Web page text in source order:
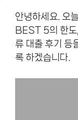
안녕하세요. 오
BEST 5의 한도
류 대출 후기 등
록 하겠습니다.